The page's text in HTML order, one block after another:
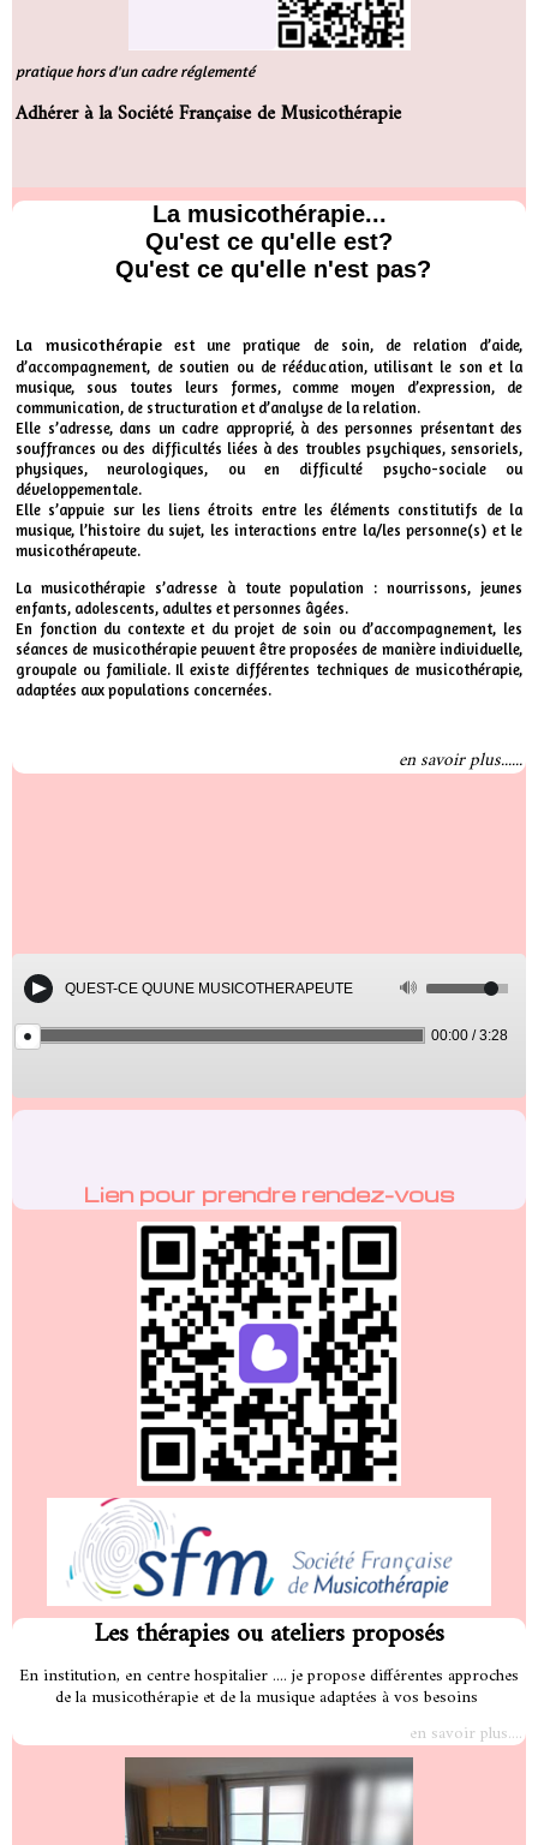
pratique hors d'un cadre réglementé
Adhérer à la Société Française de Musicothérapie
La musicothérapie...
Qu'est ce qu'elle est?
Qu'est ce qu'elle n'est pas?
La musicothérapie est une pratique de soin, de relation d’aide,
d’accompagnement, de soutien ou de rééducation, utilisant le son et la
musique, sous toutes leurs formes, comme moyen d’expression, de
communication, de structuration et d’analyse de la relation.
Elle s’adresse, dans un cadre approprié, à des personnes présentant des
souffrances ou des difficultés liées à des troubles psychiques, sensoriels,
physiques, neurologiques, ou en difficulté psycho-sociale ou
développementale.
Elle s’appuie sur les liens étroits entre les éléments constitutifs de la
musique, l’histoire du sujet, les interactions entre la/les personne(s) et le
musicothérapeute.
La musicothérapie s’adresse à toute population : nourrissons, jeunes
enfants, adolescents, adultes et personnes âgées.
En fonction du contexte et du projet de soin ou d’accompagnement, les
séances de musicothérapie peuvent être proposées de manière individuelle,
groupale ou familiale. Il existe différentes techniques de musicothérapie,
adaptées aux populations concernées.
en savoir plus......
QUEST-CE QUUNE MUSICOTHERAPEUTE
00:00 /3:28
Lien pour prendre rendez-vous
Les thérapies ou ateliers proposés
En institution, en centrehospitalier ....je propose différentes approches
de la musicothérapie et de la musique adaptées à vos besoins
en savoir plus....